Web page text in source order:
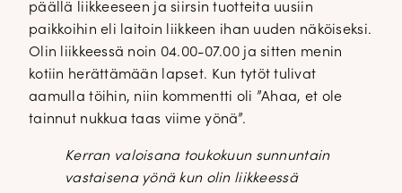
päällä liikkeeseen ja siirsin tuotteita uusiin
paikkoihin eli laitoin liikkeen ihan uuden näköiseksi.
Olin liikkeessä noin 04.00-07.00 ja sitten menin
kotiin herättämään lapset. Kun tytöt tulivat
aamulla töihin, niin kommentti oli ”Ahaa, et ole
tainnut nukkua taas viime yönä”.
Kerran valoisana toukokuun sunnuntain
vastaisena yönä kun olin liikkeessä